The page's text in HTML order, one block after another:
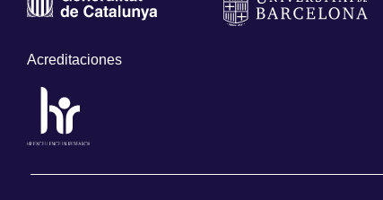
Acreditaciones